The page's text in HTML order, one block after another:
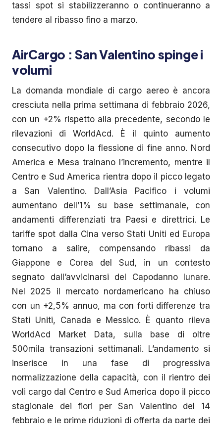
tassi spot si stabilizzeranno o continueranno a
tendere al ribasso fino a marzo.
AirCargo : San Valentino spinge i
volumi
La domanda mondiale di cargo aereo è ancora
cresciuta nella prima settimana di febbraio 2026,
con un +2% rispetto alla precedente, secondo le
rilevazioni di WorldAcd. È il quinto aumento
consecutivo dopo la flessione di fine anno. Nord
America e Mesa trainano l’incremento, mentre il
Centro e Sud America rientra dopo il picco legato
a San Valentino. Dall’Asia Pacifico i volumi
aumentano dell’1% su base settimanale, con
andamenti differenziati tra Paesi e direttrici. Le
tariffe spot dalla Cina verso Stati Uniti ed Europa
tornano a salire, compensando ribassi da
Giappone e Corea del Sud, in un contesto
segnato dall’avvicinarsi del Capodanno lunare.
Nel 2025 il mercato nordamericano ha chiuso
con un +2,5% annuo, ma con forti differenze tra
Stati Uniti, Canada e Messico. È quanto rileva
WorldAcd Market Data, sulla base di oltre
500mila transazioni settimanali. L’andamento si
inserisce in una fase di progressiva
normalizzazione della capacità, con il rientro dei
voli cargo dal Centro e Sud America dopo il picco
stagionale dei fiori per San Valentino del 14
febbraio e le prime riduzioni di offerta da parte dei